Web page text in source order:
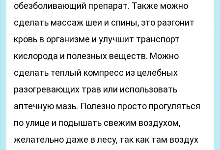
обезболивающий препарат. Также можно
сделать массаж шеи и спины, это разгонит
кровь в организме и улучшит транспорт
кислорода и полезных веществ. Можно
сделать теплый компресс из целебных
разогревающих трав или использовать
аптечную мазь. Полезно просто прогуляться
по улице и подышать свежим воздухом,
желательно даже в лесу, так как там воздух